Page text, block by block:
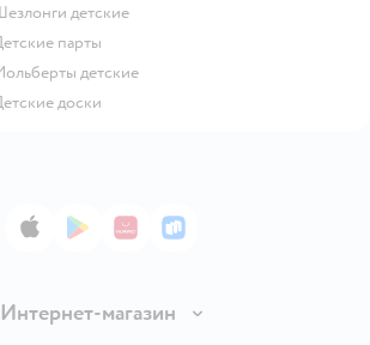
Шезлонги детские
Детские парты
Мольберты детские
Детские доски
App StoreGoogle Play
AppGallery
RuStore
Интернет-магазин